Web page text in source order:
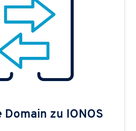
Domain zu IONOS